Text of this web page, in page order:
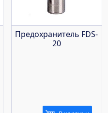
Предохранитель FDS-
20